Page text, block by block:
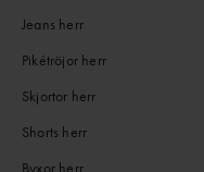
Jeans herr
Pikétröjor herr
Skjortor herr
Shorts herr
Byxor herr